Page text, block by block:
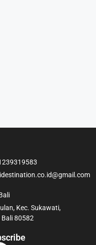
Kec. Sukawati,
80582